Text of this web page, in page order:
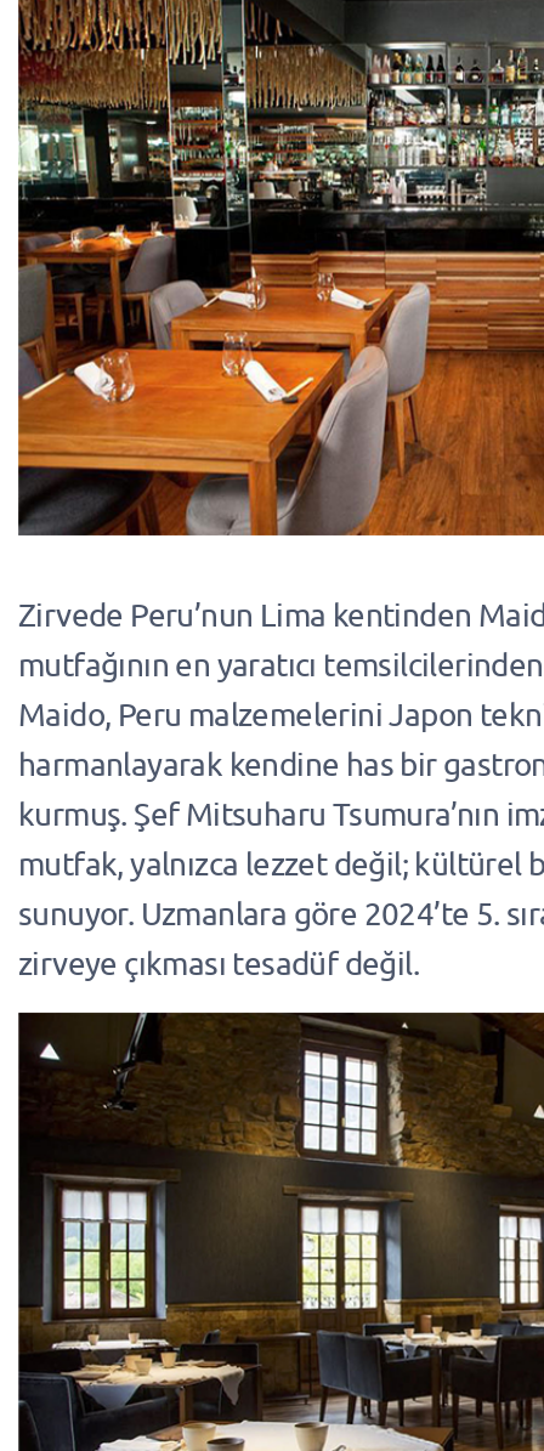
Zirvede Peru’nun Lima kentinden
mutfağının en yaratıcı
Maido, Peru malzemelerini Japon
harmanlayarak kendine has bir
kurmuş. Şef Mitsuharu Tsumura’nın
mutfak, yalnızca lezzet değil; kültürel
sunuyor. Uzmanlara göre 2024’te 5.
zirveye çıkması tesadüf değil.